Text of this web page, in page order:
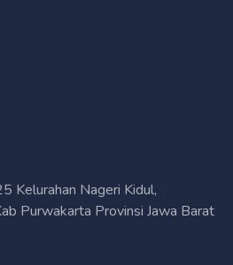
Kelurahan Nageri Kidul,
Purwakarta Provinsi Jawa Barat